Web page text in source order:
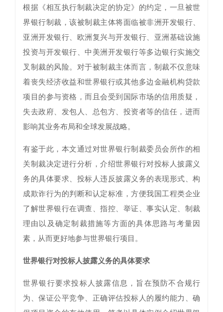
根据《相互执行制裁决定的协定》的约定，一旦被世
界银行制裁，该被制裁主体将面临被非洲开发银行、
亚洲开发银行、欧洲复兴与开发银行、亚洲基础设施
投资与开发银行、中美洲开发银行等多边银行实施交
叉制裁的风险。对于被制裁主体而言，制裁不仅意味
着丧失经济收益和世界银行或其他多边金融机构贷款
项目的参与资格，而且会受到国际市场的信用质疑，
失去政府、发包人、总包方、投资者等的信任，进而
影响其业务布局和全球发展战略。
有鉴于此，本文通过对世界银行制裁委员会所作的相
关制裁决定进行分析，介绍世界银行对投标人披露义
务的具体要求、投标人违反披露义务的表现形式、构
成欺诈行为的判断和认定标准，方便我国工程类企业
了解世界银行在调查、指控、举证、事实认定、制裁
理由以及确定制裁措施等方面的具体思路与考量因
素，从而更好地参与世界银行项目。
世界银行对投标人披露义务的具体要求
世界银行要求投标人披露信息，旨在预防不合规行
为、保证公平竞争、正确评估投标人的履约能力、确